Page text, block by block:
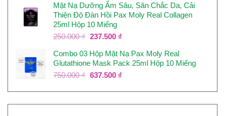
là:
350.000 ₫.
tại
là:
Mặt Nạ Dưỡng Ẩm Sâu, Săn Chắc Da, Cải
Thiện Độ Đàn Hồi Pax Moly Real Collagen
25ml Hộp 10 Miếng
250.000₫ Giá
là:
250.000 ₫.
237.500 ₫Giá
tại
là:
237.500 ₫.
Combo 03 Hộp Mặt Nạ Pax Moly Real
Glutathione Mask Pack 25ml Hộp 10 Miếng
750.000₫ Giá
là:
750.000 ₫.
637.500 ₫Giá
tại
là: